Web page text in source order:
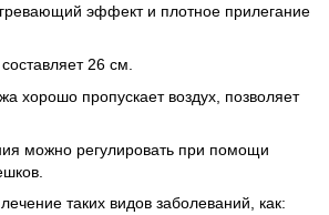
эффект и плотное прилегание
26 см.
хорошо пропускает воздух, позволяет
можно регулировать при помощи
таких видов заболеваний, как: